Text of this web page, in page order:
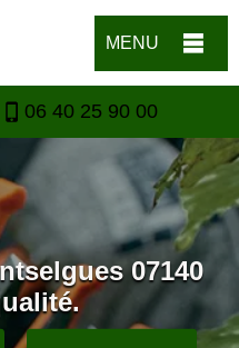
MENU
06 40 25 90 00
07140